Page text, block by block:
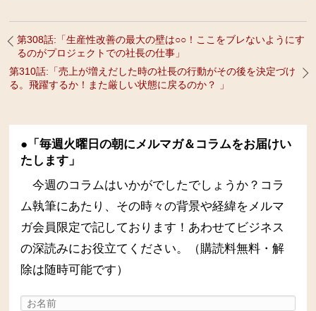
第308話:「生産性改善の最大の壁は○○！ここをブレないようにす
るのがプロジェクトでの社長の仕事」
第310話:「売上が増えだした時の社長の行動がその後を決定づけ
る。飛躍するか！また厳しい状態に戻るのか？ 」
●「毎週火曜日の朝にメルマガ＆コラムをお届けい
たします」
今週のコラムはいかがでしたでしょうか？コラ
ム執筆にあたり、その時々の背景や経緯をメルマ
ガ会員限定で記しております！あわせてビジネス
の深読みにお役立てください。（購読料無料・解
除は随時可能です）